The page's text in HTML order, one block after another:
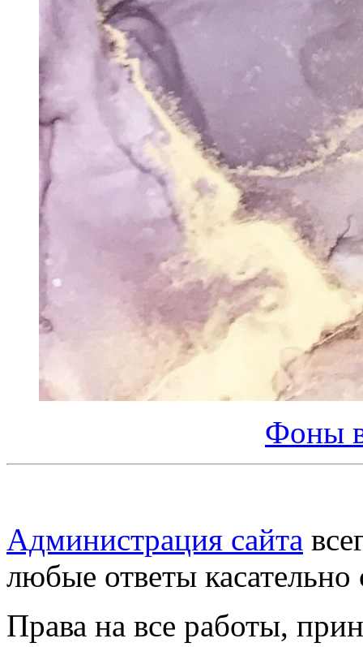
Фоны
Администрация сайта
любые ответы касательно
Права на все работы,